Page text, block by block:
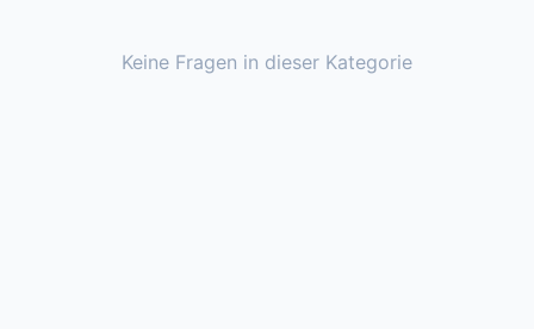
Keine Fragen in dieser Kategorie